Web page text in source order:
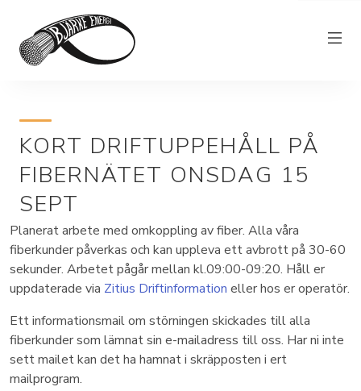
Elhandel
Bjärkefiber
Övrig verksamhet
Om Bjärke Energi
Kundservice
KORT DRIFTUPPEHÅLL PÅ
FIBERNÄTET ONSDAG 15
SEPT
Planerat arbete med omkoppling av fiber. Alla våra
fiberkunder påverkas och kan uppleva ett avbrott på 30-60
sekunder. Arbetet pågår mellan kl.09:00-09:20. Håll er
uppdaterade via Zitius Driftinformation eller hos er operatör.
Ett informationsmail om störningen skickades till alla
fiberkunder som lämnat sin e-mailadress till oss. Har ni inte
sett mailet kan det ha hamnat i skräpposten i ert
mailprogram.